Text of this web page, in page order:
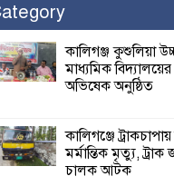
ক্ষতি করেছে
নুরুল হক নুর
পাঁচ মাসে সরকারের
বছরে শহীদদের
করলেন না কেন: শহীদ জিসানের
ক্ষোভ
কালিগঞ্জ কুশুলিয়া
মাধ্যমিক
অভিষেক অনুষ্ঠিত
কালিগঞ্জে
মর্মান্তিক মৃত্যু, ট্রাক
চালক আটক